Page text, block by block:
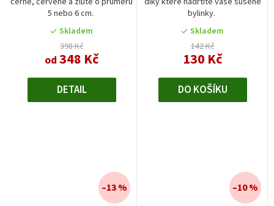
5 nebo 6 cm.
Skladem
398 Kč
od 348 Kč
DETAIL
bylinky.
Skladem
142 Kč
130 Kč
DO KOŠÍKU
–13 % –10 %